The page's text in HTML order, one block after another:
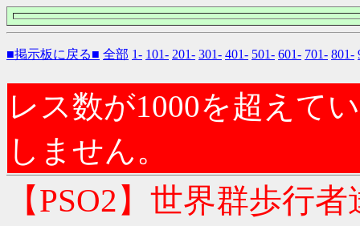
■掲示板に戻る■ 全部 1- 101- 201- 301- 401- 501- 601- 701- 801-
レス数が1000を超えて
しません。
【PSO2】世界群歩行